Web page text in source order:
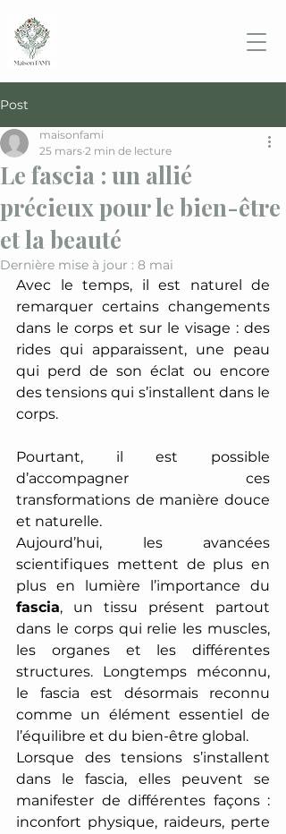
Post
Le fascia : un allié
précieux pour le bien-être
et la beauté
maisonfami
25 mars 2 min de lecture
Dernière mise à jour : 8 mai
Avec le temps, il est naturel de
remarquer certains changements
dans le corps et sur le visage : des
rides qui apparaissent, une peau
qui perd de son éclat ou encore
des tensions qui s’installent dans le
corps.
Pourtant, il est possible
d’accompagner ces
transformations de manière douce
et naturelle.
Aujourd’hui, les avancées
scientifiques mettent de plus en
fascia, un tissu présent partout
dans le corps qui relie les muscles,
les organes et les différentes
structures. Longtemps méconnu,
le fascia est désormais reconnu
comme un élément essentiel de
l’équilibre et du bien-être global.
Lorsque des tensions s’installent
dans le fascia, elles peuvent se
manifester de différentes façons :
inconfort physique, raideurs, perte